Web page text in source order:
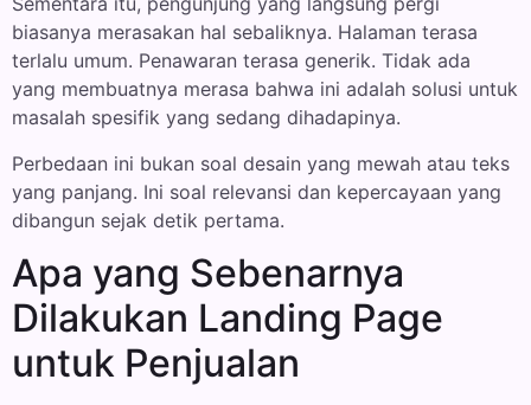
biasanya merasakan hal sebaliknya. Halaman terasa
terlalu umum. Penawaran terasa generik. Tidak ada
yang membuatnya merasa bahwa ini adalah solusi untuk
masalah spesifik yang sedang dihadapinya.
Perbedaan ini bukan soal desain yang mewah atau teks
yang panjang. Ini soal relevansi dan kepercayaan yang
dibangun sejak detik pertama.
Apa yang Sebenarnya
Dilakukan Landing Page
untuk Penjualan